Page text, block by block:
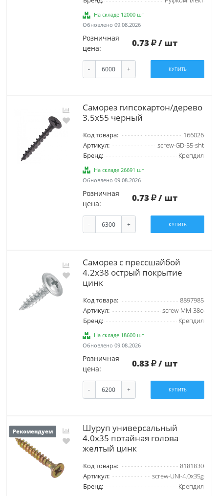
На складе 12000 шт
Обновлено 09.08.2026
Розничная
цена:
0.73 / шт
- + КУПИТЬ
Саморез гипсокартон/дерево
3.5х55 черный
Код товара:
166026
Артикул:
screw-GD-55-sht
Бренд:
Крепдил
На складе 26691 шт
Обновлено 09.08.2026
Розничная
цена:
0.73 / шт
- + КУПИТЬ
Саморез с прессшайбой
4.2х38 острый покрытие
цинк
Код товара:
8897985
Артикул:
screw-MM-38o
Бренд:
Крепдил
На складе 18600 шт
Обновлено 09.08.2026
Розничная
цена:
0.83 / шт
- + КУПИТЬ
Рекомендуем
Шуруп универсальный
4.0х35 потайная голова
желтый цинк
Код товара:
8181830
Артикул:
screw-UNI-4.0х35g
Бренд:
Крепдил